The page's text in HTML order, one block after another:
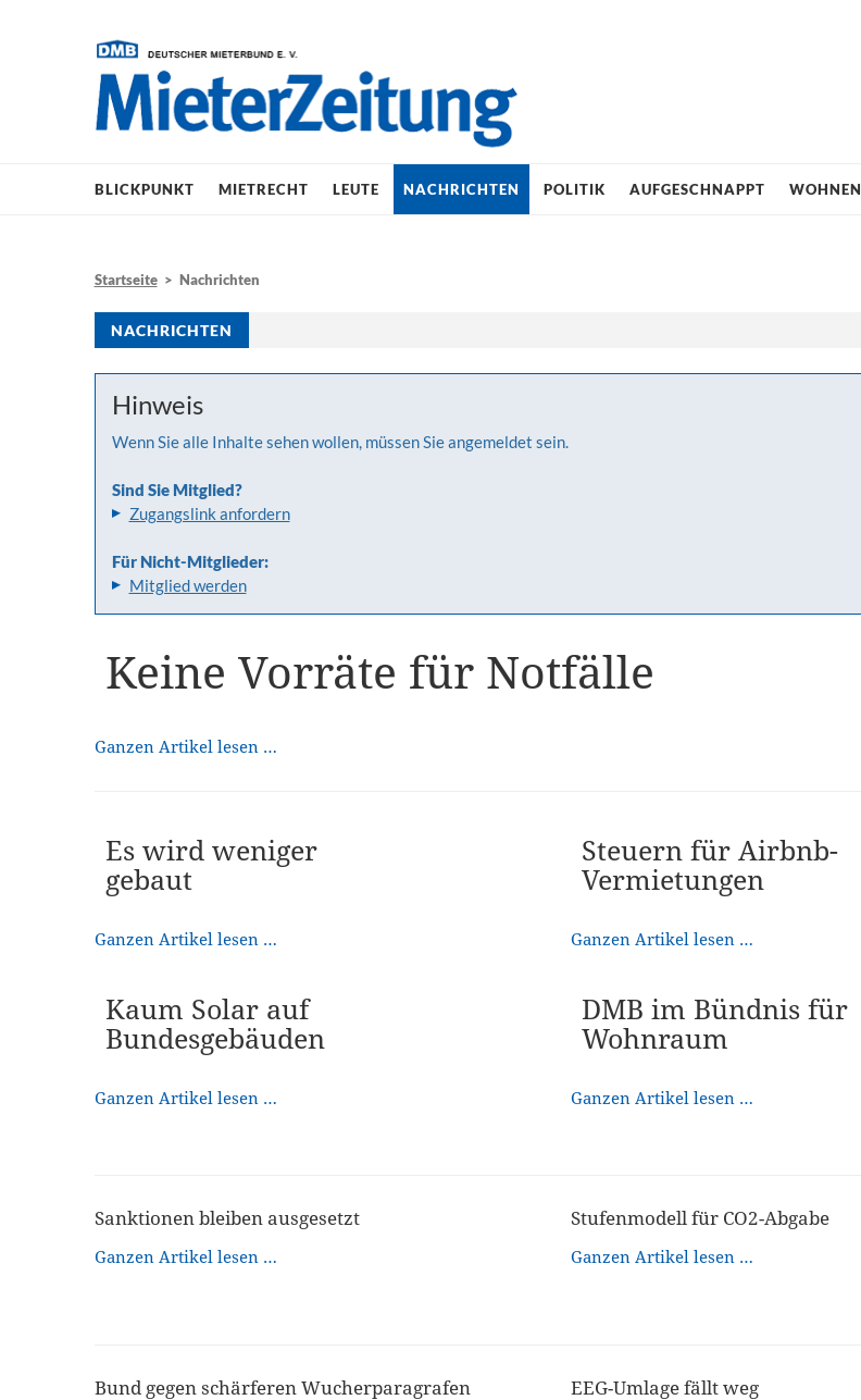
BLICKPUNKT MIETRECHT LEUTE NACHRICHTEN POLITIK AUFGESCHNAPPT WOHNEN
Startseite> Nachrichten
NACHRICHTEN
Hinweis
Wenn Sie alle Inhalte sehen wollen, müssen Sie angemeldet sein.
Sind Sie Mitglied?
Zugangslink anfordern
Für Nicht-Mitglieder:
Mitglied werden
Keine Vorräte für Notfälle
Ganzen Artikel lesen …
Es wird weniger
gebaut
Ganzen Artikel lesen …
Steuern für Airbnb-
Vermietungen
Ganzen Artikel lesen …
Kaum Solar auf
Bundesgebäuden
Ganzen Artikel lesen …
DMB im Bündnis für
Wohnraum
Ganzen Artikel lesen …
Sanktionen bleiben ausgesetzt
Ganzen Artikel lesen …
Stufenmodell für CO2-Abgabe
Ganzen Artikel lesen …
Bund gegen schärferen Wucherparagrafen EEG-Umlage fällt weg